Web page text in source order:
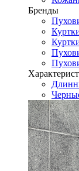
Бренды